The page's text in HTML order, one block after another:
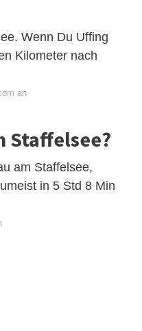
Wenn Du Uffing
Kilometer nach
an
Staffelsee?
am Staffelsee,
in 5 Std 8 Min